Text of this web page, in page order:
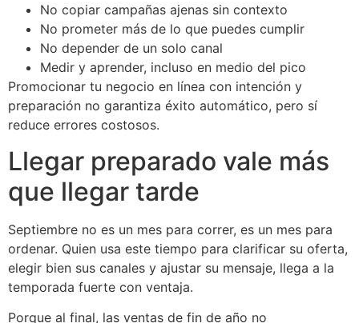
No copiar campañas ajenas sin contexto
No prometer más de lo que puedes cumplir
No depender de un solo canal
Medir y aprender, incluso en medio del pico
Promocionar tu negocio en línea con intención y
preparación no garantiza éxito automático, pero sí
reduce errores costosos.
Llegar preparado vale más
que llegar tarde
Septiembre no es un mes para correr, es un mes para
ordenar. Quien usa este tiempo para clarificar su oferta,
elegir bien sus canales y ajustar su mensaje, llega a la
temporada fuerte con ventaja.
Porque al final, las ventas de fin de año no